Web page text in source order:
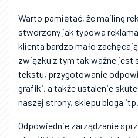
Warto pamiętać, że mailing
stworzony jak typowa
klienta bardzo mało
związku z tym tak ważne jest
tekstu, przygotowanie
grafiki, a także ustalenie
naszej strony, sklepu bloga itp.
Odpowiednie zarządzanie